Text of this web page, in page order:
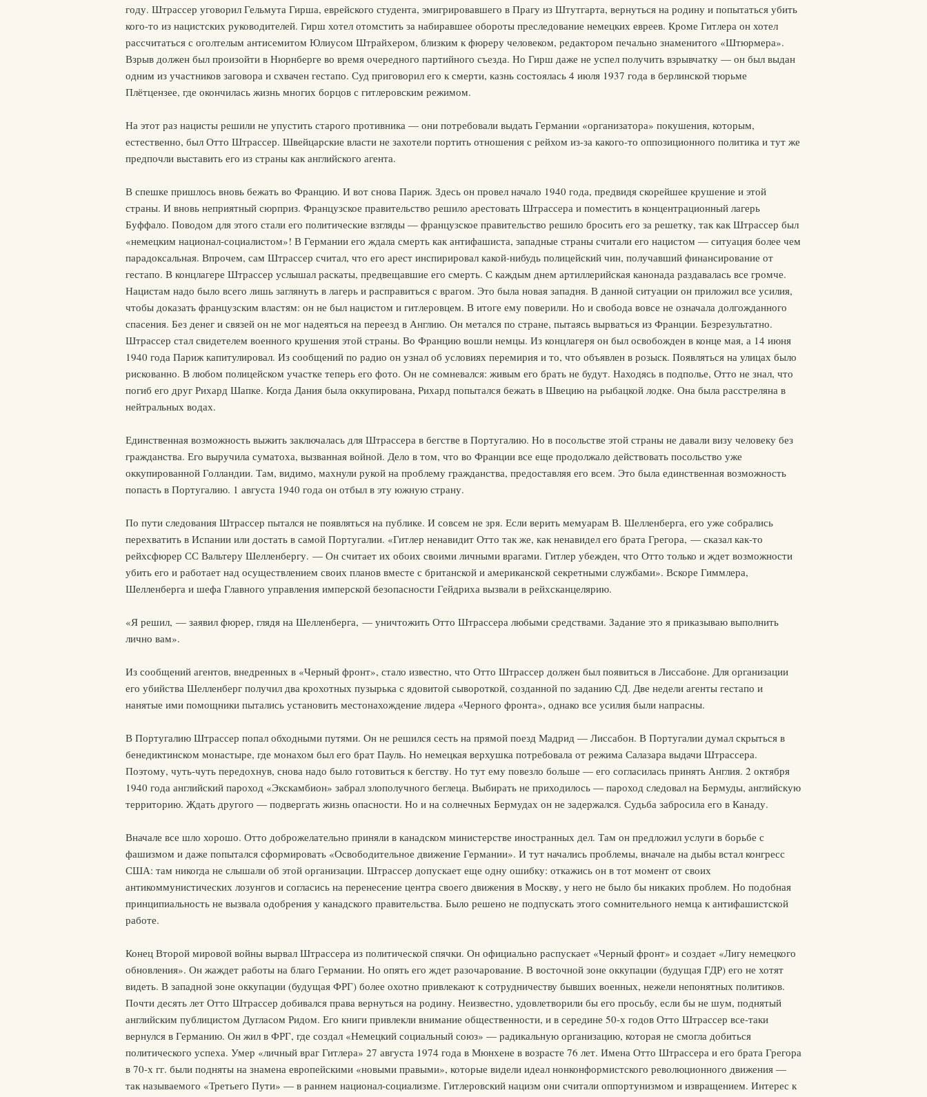
году. Штрассер уговорил Гельмута Гирша, еврейского студента, эмигрировавшего в Прагу из Штутгарта, вернуться на родину и попытаться убить
кого-то из нацистских руководителей. Гирш хотел отомстить за набиравшее обороты преследование немецких евреев. Кроме Гитлера он хотел
рассчитаться с оголтелым антисемитом Юлиусом Штрайхером, близким к фюреру человеком, редактором печально знаменитого «Штюрмера».
Взрыв должен был произойти в Нюрнберге во время очередного партийного съезда. Но Гирш даже не успел получить взрывчатку — он был выдан
одним из участников заговора и схвачен гестапо. Суд приговорил его к смерти, казнь состоялась 4 июля 1937 года в берлинской тюрьме
Плётцензее, где окончилась жизнь многих борцов с гитлеровским режимом.
На этот раз нацисты решили не упустить старого противника — они потребовали выдать Германии «организатора» покушения, которым,
естественно, был Отто Штрассер. Швейцарские власти не захотели портить отношения с рейхом из-за какого-то оппозиционного политика и тут же
предпочли выставить его из страны как английского агента.
В спешке пришлось вновь бежать во Францию. И вот снова Париж. Здесь он провел начало 1940 года, предвидя скорейшее крушение и этой
страны. И вновь неприятный сюрприз. Французское правительство решило арестовать Штрассера и поместить в концентрационный лагерь
Буффало. Поводом для этого стали его политические взгляды — французское правительство решило бросить его за решетку, так как Штрассер был
«немецким национал-социалистом»! В Германии его ждала смерть как антифашиста, западные страны считали его нацистом — ситуация более чем
парадоксальная. Впрочем, сам Штрассер считал, что его арест инспирировал какой-нибудь полицейский чин, получавший финансирование от
гестапо. В концлагере Штрассер услышал раскаты, предвещавшие его смерть. С каждым днем артиллерийская канонада раздавалась все громче.
Нацистам надо было всего лишь заглянуть в лагерь и расправиться с врагом. Это была новая западня. В данной ситуации он приложил все усилия,
чтобы доказать французским властям: он не был нацистом и гитлеровцем. В итоге ему поверили. Но и свобода вовсе не означала долгожданного
спасения. Без денег и связей он не мог надеяться на переезд в Англию. Он метался по стране, пытаясь вырваться из Франции. Безрезультатно.
Штрассер стал свидетелем военного крушения этой страны. Во Францию вошли немцы. Из концлагеря он был освобожден в конце мая, а 14 июня
1940 года Париж капитулировал. Из сообщений по радио он узнал об условиях перемирия и то, что объявлен в розыск. Появляться на улицах было
рискованно. В любом полицейском участке теперь его фото. Он не сомневался: живым его брать не будут. Находясь в подполье, Отто не знал, что
погиб его друг Рихард Шапке. Когда Дания была оккупирована, Рихард попытался бежать в Швецию на рыбацкой лодке. Она была расстреляна в
нейтральных водах.
Единственная возможность выжить заключалась для Штрассера в бегстве в Португалию. Но в посольстве этой страны не давали визу человеку без
гражданства. Его выручила суматоха, вызванная войной. Дело в том, что во Франции все еще продолжало действовать посольство уже
оккупированной Голландии. Там, видимо, махнули рукой на проблему гражданства, предоставляя его всем. Это была единственная возможность
попасть в Португалию. 1 августа 1940 года он отбыл в эту южную страну.
По пути следования Штрассер пытался не появляться на публике. И совсем не зря. Если верить мемуарам В. Шелленберга, его уже собрались
перехватить в Испании или достать в самой Португалии. «Гитлер ненавидит Отто так же, как ненавидел его брата Грегора, — сказал как-то
рейхсфюрер СС Вальтеру Шелленбергу. — Он считает их обоих своими личными врагами. Гитлер убежден, что Отто только и ждет возможности
убить его и работает над осуществлением своих планов вместе с британской и американской секретными службами». Вскоре Гиммлера,
Шелленберга и шефа Главного управления имперской безопасности Гейдриха вызвали в рейхсканцелярию.
«Я решил, — заявил фюрер, глядя на Шелленберга, — уничтожить Отто Штрассера любыми средствами. Задание это я приказываю выполнить
лично вам».
Из сообщений агентов, внедренных в «Черный фронт», стало известно, что Отто Штрассер должен был появиться в Лиссабоне. Для организации
его убийства Шелленберг получил два крохотных пузырька с ядовитой сывороткой, созданной по заданию СД. Две недели агенты гестапо и
нанятые ими помощники пытались установить местонахождение лидера «Черного фронта», однако все усилия были напрасны.
В Португалию Штрассер попал обходными путями. Он не решился сесть на прямой поезд Мадрид — Лиссабон. В Португалии думал скрыться в
бенедиктинском монастыре, где монахом был его брат Пауль. Но немецкая верхушка потребовала от режима Салазара выдачи Штрассера.
Поэтому, чуть-чуть передохнув, снова надо было готовиться к бегству. Но тут ему повезло больше — его согласилась принять Англия. 2 октября
1940 года английский пароход «Экскамбион» забрал злополучного беглеца. Выбирать не приходилось — пароход следовал на Бермуды, английскую
территорию. Ждать другого — подвергать жизнь опасности. Но и на солнечных Бермудах он не задержался. Судьба забросила его в Канаду.
Вначале все шло хорошо. Отто доброжелательно приняли в канадском министерстве иностранных дел. Там он предложил услуги в борьбе с
фашизмом и даже попытался сформировать «Освободительное движение Германии». И тут начались проблемы, вначале на дыбы встал конгресс
США: там никогда не слышали об этой организации. Штрассер допускает еще одну ошибку: откажись он в тот момент от своих
антикоммунистических лозунгов и согласись на перенесение центра своего движения в Москву, у него не было бы никаких проблем. Но подобная
принципиальность не вызвала одобрения у канадского правительства. Было решено не подпускать этого сомнительного немца к антифашистской
работе.
Конец Второй мировой войны вырвал Штрассера из политической спячки. Он официально распускает «Черный фронт» и создает «Лигу немецкого
обновления». Он жаждет работы на благо Германии. Но опять его ждет разочарование. В восточной зоне оккупации (будущая ГДР) его не хотят
видеть. В западной зоне оккупации (будущая ФРГ) более охотно привлекают к сотрудничеству бывших военных, нежели непонятных политиков.
Почти десять лет Отто Штрассер добивался права вернуться на родину. Неизвестно, удовлетворили бы его просьбу, если бы не шум, поднятый
английским публицистом Дугласом Ридом. Его книги привлекли внимание общественности, и в середине 50-х годов Отто Штрассер все-таки
вернулся в Германию. Он жил в ФРГ, где создал «Немецкий социальный союз» — радикальную организацию, которая не смогла добиться
политического успеха. Умер «личный враг Гитлера» 27 августа 1974 года в Мюнхене в возрасте 76 лет. Имена Отто Штрассера и его брата Грегора
в 70-х гг. были подняты на знамена европейскими «новыми правыми», которые видели идеал нонконформистского революционного движения —
так называемого «Третьего Пути» — в раннем национал-социализме. Гитлеровский нацизм они считали оппортунизмом и извращением. Интерес к